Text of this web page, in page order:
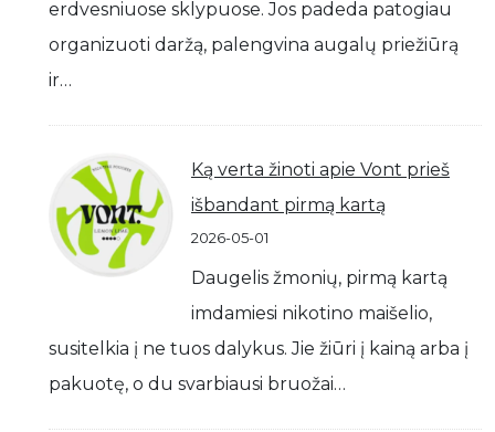
erdvesniuose sklypuose. Jos padeda patogiau
organizuoti daržą, palengvina augalų priežiūrą
ir…
Ką verta žinoti apie Vont prieš
išbandant pirmą kartą
2026-05-01
Daugelis žmonių, pirmą kartą
imdamiesi nikotino maišelio,
susitelkia į ne tuos dalykus. Jie žiūri į kainą arba į
pakuotę, o du svarbiausi bruožai…